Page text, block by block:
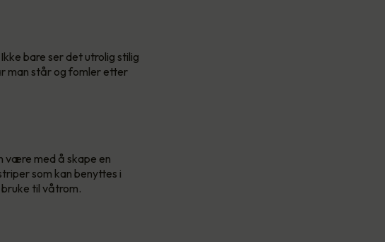
bare ser det utrolig stilig
man står og fomler etter
være med å skape en
som kan benyttes i
til våtrom.